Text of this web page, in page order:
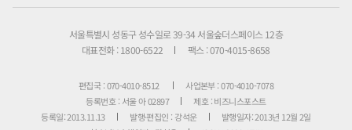
서울특별시 성동구 성수일로 39-34 서울숲더스페이스 12층
대표전화 : 1800-6522
팩스 : 070-4015-8658
편집국 : 070-4010-8512
사업본부 : 070-4010-7078
등록번호 : 서울 아 02897
제호 : 비즈니스포스트
등록일: 2013.11.13
발행·편집인 : 강석운
발행일자: 2013년 12월 2일